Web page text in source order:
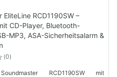
EliteLine RCD1190SW –
CD-Player, Bluetooth-
MP3, ASA-Sicherheitsalarm &
0
RCD1190SW mit